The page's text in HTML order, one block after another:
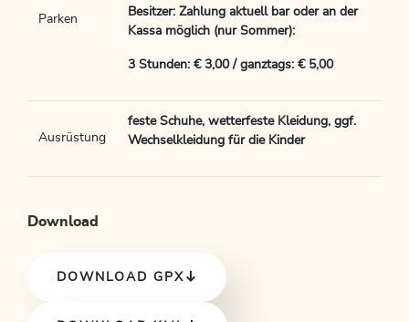
Parken
Besitzer: Zahlung aktuell bar oder an der
Kassa möglich (nur Sommer):
3 Stunden: € 3,00 / ganztags: € 5,00
Ausrüstung
feste Schuhe, wetterfeste Kleidung, ggf.
Wechselkleidung für die Kinder
Download
DOWNLOAD GPX